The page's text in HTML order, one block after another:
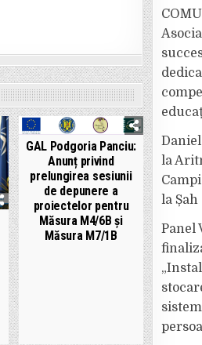
GAL Podgoria Panciu:
Anunț privind
prelungirea sesiunii
de depunere a
proiectelor pentru
Măsura M4/6B și
Măsura M7/1B
la
la Șah
Panel